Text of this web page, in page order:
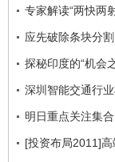
专家解读“两快两
应先破除条块分割
探秘印度的“机
深圳智能交通行
明日重点关注集
[投资布局2011]